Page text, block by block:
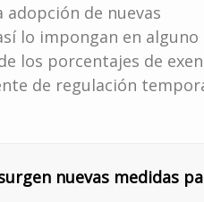
de nuevas
lo impongan en alguno
los porcentajes de
de regulación
nuevas medidas